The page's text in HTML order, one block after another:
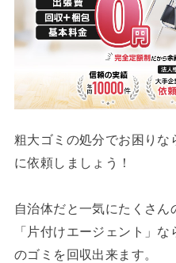
粗大ゴミの処分でお困り
に依頼しましょう！
自治体だと一気にたくさん
「片付けエージェント」
のゴミを回収出来ます。